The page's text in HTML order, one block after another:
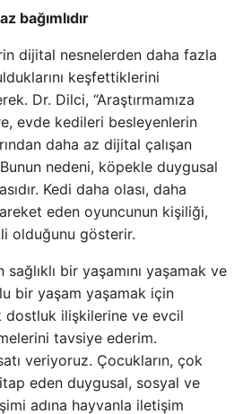
bağımlıdır
dijital nesnelerden daha fazla
keşfettiklerini
Dr. Dilci, “Araştırmamıza
evde kedileri besleyenlerin
daha az dijital çalışan
nedeni, köpekle duygusal
Kedi daha olası, daha
eden oyuncunun kişiliği,
olduğunu gösterir.
sağlıklı bir yaşamını yaşamak ve
bir yaşam yaşamak için
dostluk ilişkilerine ve evcil
tavsiye ederim.
veriyoruz. Çocukların, çok
eden duygusal, sosyal ve
adına hayvanla iletişim